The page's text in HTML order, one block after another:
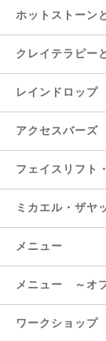
ホットストーン
クレイテラピー
レインドロップ
アクセスバーズ
フェイスリフト
ミカエル・ザ
メニュー
メニュー ～オ
ワークショップ